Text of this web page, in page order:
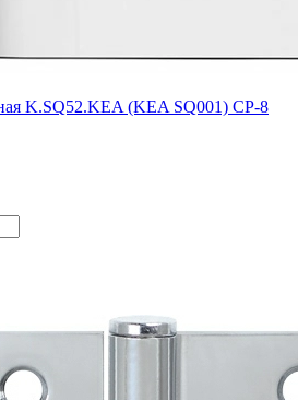
K.SQ52.KEA (KEA SQ001) CP-8